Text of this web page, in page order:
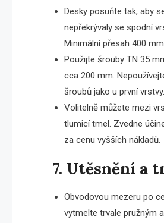
Desky posuňte tak, aby
nepřekrývaly se spodní
Minimální přesah 400
Použijte šrouby TN 35
cca 200 mm.
šroubů jako u první vrstvy.
Volitelně můžete mezi
tlumicí tmel. Zvedne
za cenu vyšších nákladů.
7. Utěsnění a
Obvodovou mezeru po
vytmelte trvale pružným